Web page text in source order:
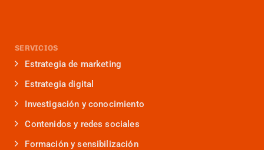
SERVICIOS
Estrategia de marketing
Estrategia digital
Investigación y conocimiento
Contenidos y redes sociales
Formación y sensibilización